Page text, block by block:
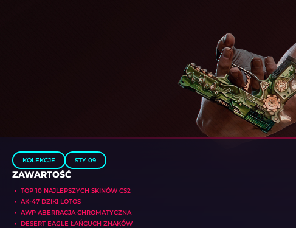
KOLEKCJE STY 09
ZAWARTOŚĆ
TOP 10 NAJLEPSZYCH SKINÓW CS2
AK-47 DZIKI LOTOS
AWP ABERRACJA CHROMATYCZNA
DESERT EAGLE ŁAŃCUCH ZNAKÓW